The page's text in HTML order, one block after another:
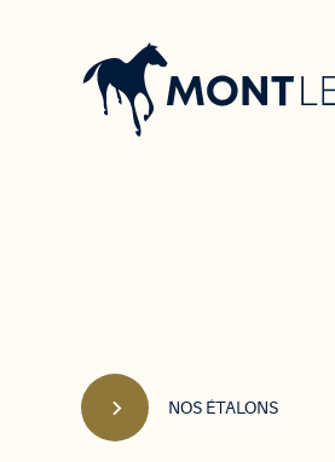
NOS ÉTALONS
Navigation
principale